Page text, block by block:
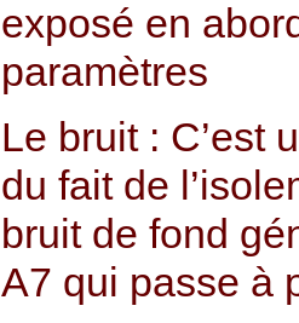
exposé en
paramètres
Le bruit : C’est
du fait de
bruit de fond
A7 qui passe à